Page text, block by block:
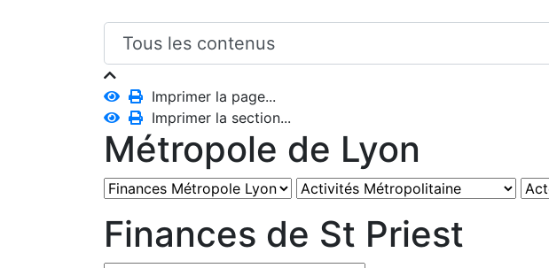
Imprimer la page...
Imprimer la section...
Métropole de Lyon
Finances de St Priest